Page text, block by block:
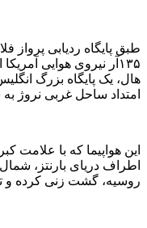
۱۳۵آر نیروی هوایی
هال، یک پایگاه بزرگ
امتداد ساحل غربی نروژ
اطراف دریای بارنتز،
روسیه، گشت زنی کرده و تقریباً ۱۴ ساعت بعد به